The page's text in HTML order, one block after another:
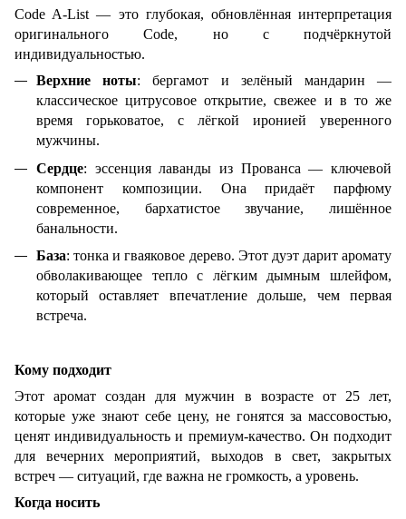
Code A-List — это глубокая, обновлённая интерпретация
оригинального Code, но с подчёркнутой
индивидуальностью.
Верхние ноты: бергамот и зелёный мандарин —
классическое цитрусовое открытие, свежее и в то же
время горьковатое, с лёгкой иронией уверенного
мужчины.
Сердце: эссенция лаванды из Прованса — ключевой
компонент композиции. Она придаёт парфюму
современное, бархатистое звучание, лишённое
банальности.
База: тонка и гваяковое дерево. Этот дуэт дарит аромату
обволакивающее тепло с лёгким дымным шлейфом,
который оставляет впечатление дольше, чем первая
встреча.
Кому подходит
Этот аромат создан для мужчин в возрасте от 25 лет,
которые уже знают себе цену, не гонятся за массовостью,
ценят индивидуальность и премиум-качество. Он подходит
для вечерних мероприятий, выходов в свет, закрытых
встреч — ситуаций, где важна не громкость, а уровень.
Когда носить